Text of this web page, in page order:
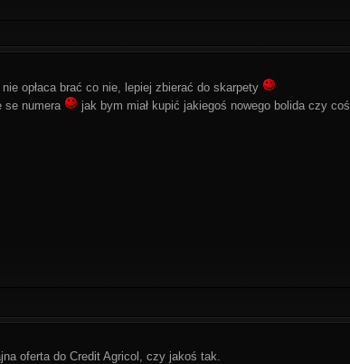
opłaca brać co nie, lepiej zbierać do skarpety
se numera
jak bym miał kupić jakiegoś nowego bolida czy coś
oferta do Credit Agricol, czy jakoś tak.